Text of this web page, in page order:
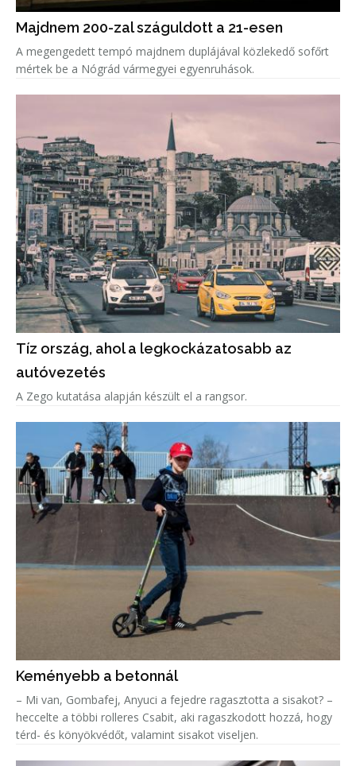
Majdnem 200-zal száguldott a 21-esen
A megengedett tempó majdnem duplájával közlekedő sofőrt
mértek be a Nógrád vármegyei egyenruhások.
Tíz ország, ahol a legkockázatosabb az
autóvezetés
A Zego kutatása alapján készült el a rangsor.
Keményebb a betonnál
– Mi van, Gombafej, Anyuci a fejedre ragasztotta a sisakot? –
heccelte a többi rolleres Csabit, aki ragaszkodott hozzá, hogy
térd- és könyökvédőt, valamint sisakot viseljen.